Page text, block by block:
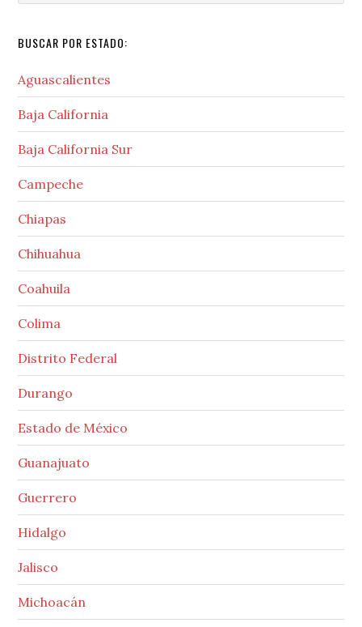
BUSCAR POR ESTADO:
Aguascalientes
Baja California
Baja California Sur
Campeche
Chiapas
Chihuahua
Coahuila
Colima
Distrito Federal
Durango
Estado de México
Guanajuato
Guerrero
Hidalgo
Jalisco
Michoacán